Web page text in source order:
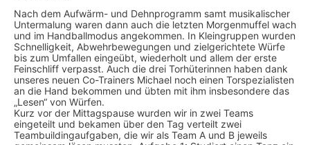
Nach dem Aufwärm- und Dehnprogramm samt musikalischer
Untermalung waren dann auch die letzten Morgenmuffel wach
und im Handballmodus angekommen. In Kleingruppen wurden
Schnelligkeit, Abwehrbewegungen und zielgerichtete Würfe
bis zum Umfallen eingeübt, wiederholt und allem der erste
Feinschliff verpasst. Auch die drei Torhüterinnen haben dank
unseres neuen Co-Trainers Michael noch einen Torspezialisten
an die Hand bekommen und übten mit ihm insbesondere das
„Lesen“ von Würfen.
Kurz vor der Mittagspause wurden wir in zwei Teams
eingeteilt und bekamen über den Tag verteilt zwei
Teambuildingaufgaben, die wir als Team A und B jeweils